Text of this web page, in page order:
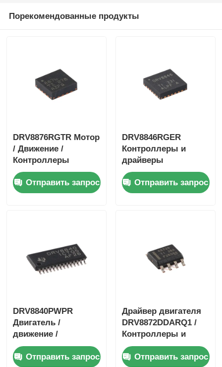
Порекомендованные продукты
DRV8876RGTR Мотор
/ Движение /
Контроллеры
зажигания и
драйверы 40-V 3.5-A
H-мостовой Драйвер
Отправить запрос
DRV8846RGER
Контроллеры и
драйверы
двигателей /
движения /
зажигания 1,4А
Отправить запрос
DRV8840PWPR
Двигатель /
движение /
контроллеры
зажигания и
Отправить запрос
Драйвер двигателя
DRV8872DDARQ1 /
Контроллеры и
драйверы
двигателей / систем
Отправить запрос